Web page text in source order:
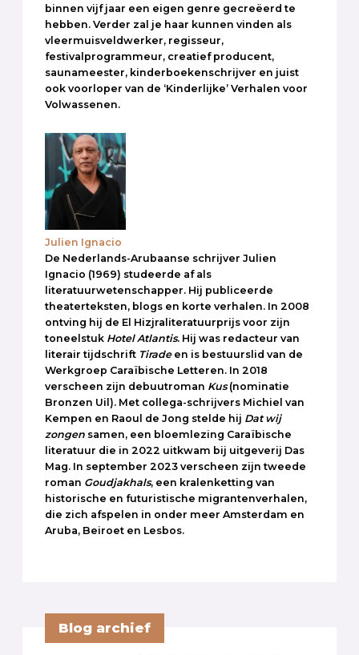
binnen vijf jaar een eigen genre gecreëerd te
hebben. Verder zal je haar kunnen vinden als
vleermuisveldwerker, regisseur,
festivalprogrammeur, creatief producent,
saunameester, kinderboekenschrijver en juist
ook voorloper van de ‘Kinderlijke’ Verhalen voor
Volwassenen.
Julien Ignacio
De Nederlands-Arubaanse schrijver Julien
Ignacio (1969) studeerde af als
literatuurwetenschapper. Hij publiceerde
theaterteksten, blogs en korte verhalen. In 2008
ontving hij de El Hizjraliteratuurprijs voor zijn
toneelstuk Hotel Atlantis. Hij was redacteur van
literair tijdschrift Tiradeen is bestuurslid van de
Werkgroep Caraïbische Letteren. In 2018
verscheen zijn debuutroman Kus(nominatie
Bronzen Uil). Met collega-schrijvers Michiel van
Kempen en Raoul de Jong stelde hij Dat wij
zongen samen, een bloemlezing Caraïbische
literatuur die in 2022 uitkwam bij uitgeverij Das
Mag. In september 2023 verscheen zijn tweede
roman Goudjakhals, een kralenketting van
historische en futuristische migrantenverhalen,
die zich afspelen in onder meer Amsterdam en
Aruba, Beiroet en Lesbos.
Blog archief